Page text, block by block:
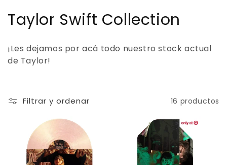
C
l
c
Taylor Swift Collection
¡Les dejamos por acá todo nuestro stock actual
de Taylor!
Filtrar y ordenar 16 productos